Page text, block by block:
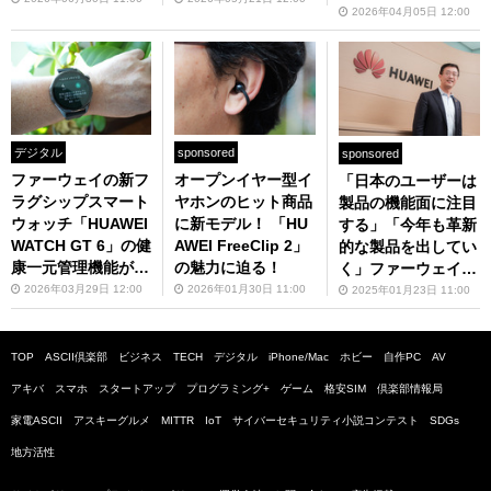
2026年04月05日 12:00
デジタル
ファーウェイの新フ
ラグシップスマート
ウォッチ「HUAWEI
WATCH GT 6」の健
康一元管理機能が便
利2026年03月29日 12:00
sponsored
オープンイヤー型イ
ヤホンのヒット商品
に新モデル！ 「HU
AWEI FreeClip 2」
の魅力に迫る！
2026年01月30日 11:00
sponsored
「日本のユーザーは
製品の機能面に注目
する」「今年も革新
的な製品を出してい
く」ファーウェイト
ップインタビュー
2025年01月23日 11:00
TOP ASCII倶楽部 ビジネス TECH デジタル iPhone/Mac ホビー 自作PC AV
アキバ スマホ スタートアップ プログラミング+ ゲーム 格安SIM 倶楽部情報局
家電ASCII アスキーグルメ MITTR IoT サイバーセキュリティ小説コンテスト SDGs
地方活性